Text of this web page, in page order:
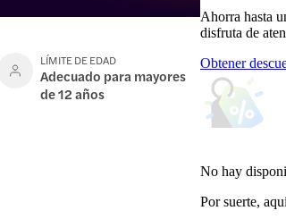
LÍMITE DE EDAD
Adecuado para mayores
de 12 años
Ahorra hasta
disfruta de
Obtener
No hay
Por suerte,